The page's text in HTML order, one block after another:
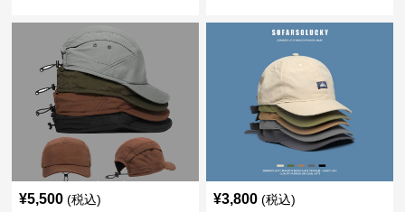
¥5,500 (税込) ¥3,800 (税込)